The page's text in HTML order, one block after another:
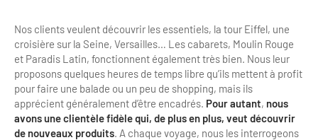
Nos clients veulent découvrir les essentiels, la tour Eiffel, une
croisière sur la Seine, Versailles… Les cabarets, Moulin Rouge
et Paradis Latin, fonctionnent également très bien. Nous leur
proposons quelques heures de temps libre qu’ils mettent à profit
pour faire une balade ou un peu de shopping, mais ils
apprécient généralement d’être encadrés. Pour autant, nous
avons une clientèle fidèlequi, de plus en plus, veut découvrir
de nouveaux produits . A chaque voyage, nous les interrogeons